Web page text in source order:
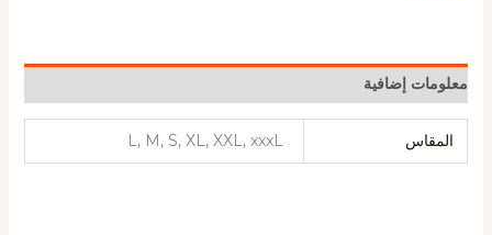
معلومات إضافية
المقاس L, M, S, XL, XXL, xxxL